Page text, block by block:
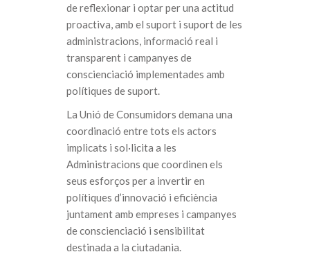
de reflexionar i optar per una actitud
proactiva, amb el suport i suport de les
administracions, informació real i
transparent i campanyes de
conscienciació implementades amb
polítiques de suport.
La Unió de Consumidors demana una
coordinació entre tots els actors
implicats i sol·licita a les
Administracions que coordinen els
seus esforços per a invertir en
polítiques d’innovació i eficiència
juntament amb empreses i campanyes
de conscienciació i sensibilitat
destinada a la ciutadania.